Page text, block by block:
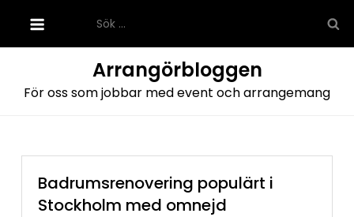
innehåll
efter:
Arrangörbloggen
För oss som jobbar med event och arrangemang
Badrumsrenovering populärt i
Stockholm med omnejd